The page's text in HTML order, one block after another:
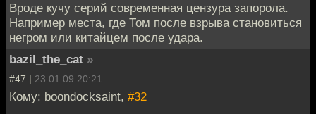
Вроде кучу серий современная цензура запорола.
Например места, где Том после взрыва становиться
негром или китайцем после удара.
bazil_the_cat »
#47 | 23.01.09 20:21
Кому: boondocksaint, #32